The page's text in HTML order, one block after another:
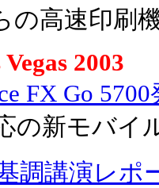
の高速印刷
2003
FX Go
の新モバイ
調講演レポ